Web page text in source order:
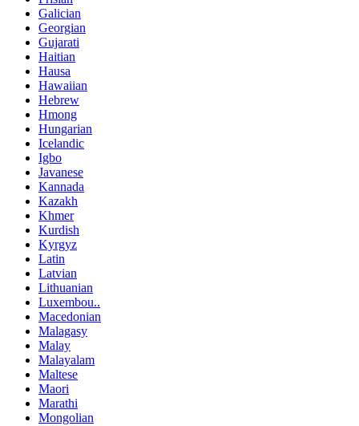
Galician
Georgian
Gujarati
Haitian
Hausa
Hawaiian
Hebrew
Hmong
Hungarian
Icelandic
Igbo
Javanese
Kannada
Kazakh
Khmer
Kurdish
Kyrgyz
Latin
Latvian
Lithuanian
Luxembou..
Macedonian
Malagasy
Malay
Malayalam
Maltese
Maori
Marathi
Mongolian